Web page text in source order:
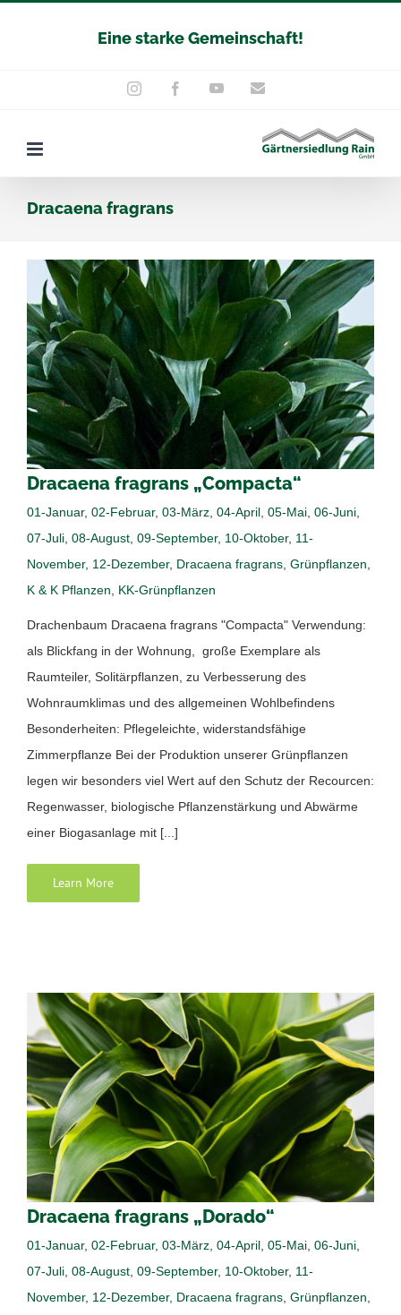
Eine starke Gemeinschaft!
InstagramFacebookYouTubeE-
Dracaena fragrans
Dracaena fragrans „Compacta“
01-Januar, 02-Februar, 03-März, 04-April, 05-Mai, 06-Juni,
07-Juli, 08-August, 09-September, 10-Oktober, 11-
November, 12-Dezember, Dracaena fragrans, Grünpflanzen,
K & K Pflanzen, KK-Grünpflanzen
Drachenbaum Dracaena fragrans "Compacta" Verwendung:
als Blickfang in der Wohnung, große Exemplare als
Raumteiler, Solitärpflanzen, zu Verbesserung des
Wohnraumklimas und des allgemeinen Wohlbefindens
Besonderheiten: Pflegeleichte, widerstandsfähige
Zimmerpflanze Bei der Produktion unserer Grünpflanzen
legen wir besonders viel Wert auf den Schutz der Recourcen:
Regenwasser, biologische Pflanzenstärkung und Abwärme
einer Biogasanlage mit [...]
Learn More
Dracaena fragrans „Dorado“
01-Januar, 02-Februar, 03-März, 04-April, 05-Mai, 06-Juni,
07-Juli, 08-August, 09-September, 10-Oktober, 11-
November, 12-Dezember, Dracaena fragrans, Grünpflanzen,